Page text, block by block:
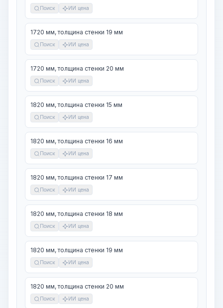
Поиск ИИ цена
1720 мм, толщина стенки 19 мм
Поиск ИИ цена
1720 мм, толщина стенки 20 мм
Поиск ИИ цена
1820 мм, толщина стенки 15 мм
Поиск ИИ цена
1820 мм, толщина стенки 16 мм
Поиск ИИ цена
1820 мм, толщина стенки 17 мм
Поиск ИИ цена
1820 мм, толщина стенки 18 мм
Поиск ИИ цена
1820 мм, толщина стенки 19 мм
Поиск ИИ цена
1820 мм, толщина стенки 20 мм
Поиск ИИ цена